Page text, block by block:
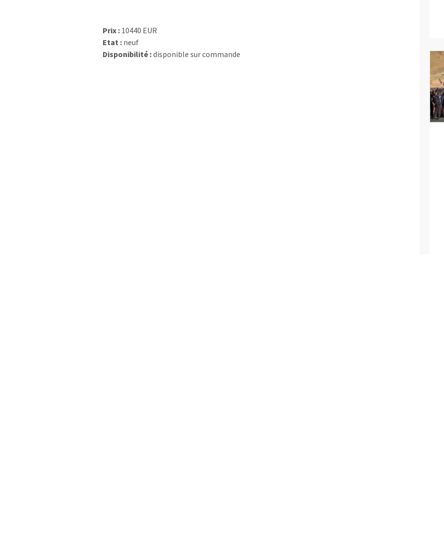
Prix : 10440 EUR
Etat : neuf
Disponibilité :disponible sur commande